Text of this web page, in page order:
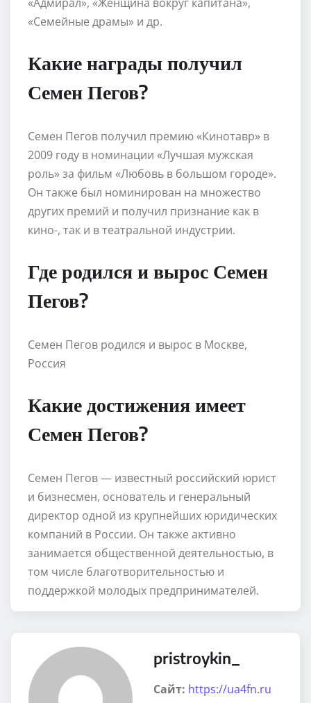
«Семейные драмы» и др.
Какие награды получил
Семен Пегов?
Семен Пегов получил премию «Кинотавр» в
2009 году в номинации «Лучшая мужская
роль» за фильм «Любовь в большом городе».
Он также был номинирован на множество
других премий и получил признание как в
кино-, так и в театральной индустрии.
Где родился и вырос Семен
Пегов?
Семен Пегов родился и вырос в Москве,
Россия
Какие достижения имеет
Семен Пегов?
Семен Пегов — известный российский юрист
и бизнесмен, основатель и генеральный
директор одной из крупнейших юридических
компаний в России. Он также активно
занимается общественной деятельностью, в
том числе благотворительностью и
поддержкой молодых предпринимателей.
pristroykin_
Сайт: https://ua4fn.ru